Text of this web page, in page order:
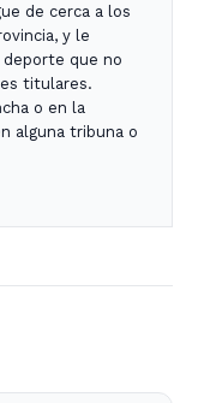
de cerca a los
y le
deporte que no
titulares.
o en la
alguna tribuna o